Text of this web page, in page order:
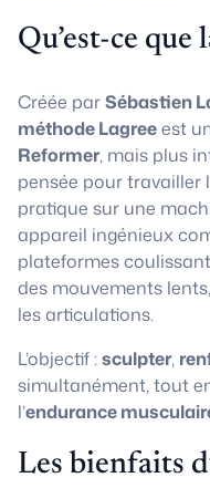
Qu’est-ce que
Créée parSébastien
méthode Lagreeest
Reformer, mais plus
pensée pour travailler
pratique sur une
appareil ingénieux
plateformes
des mouvements
les articulations.
L’objectif :sculpter,
simultanément, tout
l’endurance
Les bienfaits